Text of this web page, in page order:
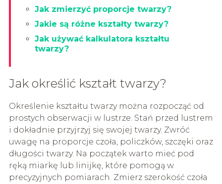
Jak zmierzyć proporcje twarzy?
Jakie są różne kształty twarzy?
Jak używać kalkulatora kształtu
twarzy?
Jak określić kształt twarzy?
Określenie kształtu twarzy można rozpocząć od
prostych obserwacji w lustrze. Stań przed lustrem
i dokładnie przyjrzyj się swojej twarzy. Zwróć
uwagę na proporcje czoła, policzków, szczęki oraz
długości twarzy. Na początek warto mieć pod
ręką miarkę lub linijkę, które pomogą w
precyzyjnych pomiarach. Zmierz szerokość czoła